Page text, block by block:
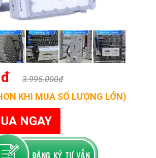
3.995.000đ
KHI MUA SỐ LƯỢNG LỚN)